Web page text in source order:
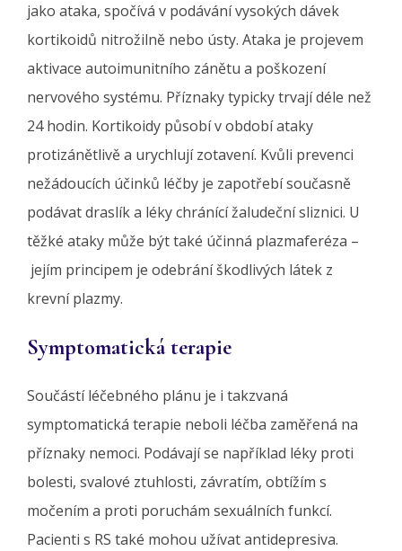
jako ataka, spočívá v podávání vysokých dávek
kortikoidů nitrožilně nebo ústy. Ataka je projevem
aktivace autoimunitního zánětu a poškození
nervového systému. Příznaky typicky trvají déle než
24 hodin. Kortikoidy působí v období ataky
protizánětlivě a urychlují zotavení. Kvůli prevenci
nežádoucích účinků léčby je zapotřebí současně
podávat draslík a léky chránící žaludeční sliznici. U
těžké ataky může být také účinná plazmaferéza –
jejím principem je odebrání škodlivých látek z
krevní plazmy.
Symptomatická terapie
Součástí léčebného plánu je i takzvaná
symptomatická terapie neboli léčba zaměřená na
příznaky nemoci. Podávají se například léky proti
bolesti, svalové ztuhlosti, závratím, obtížím s
močením a proti poruchám sexuálních funkcí.
Pacienti s RS také mohou užívat antidepresiva.